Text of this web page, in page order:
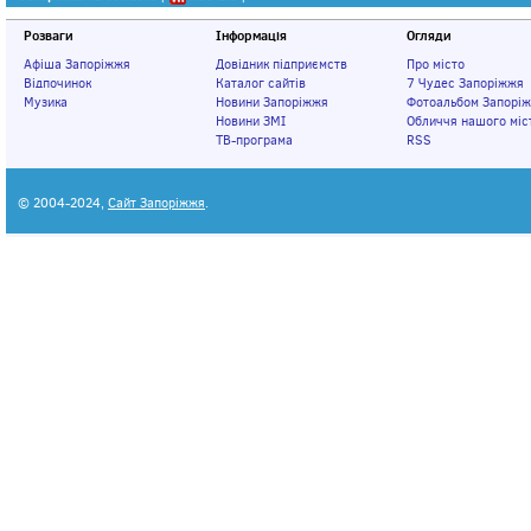
Розваги
Афіша Запоріжжя
Відпочинок
Музика
Інформація
Довідник підприємств
Каталог сайтів
Новини Запоріжжя
Новини ЗМІ
ТВ-програма
Огляди
Про місто
7 Чудес Запоріжжя
Фотоальбом
Обличчя нашого
RSS
© 2004-2024, Сайт Запоріжжя.